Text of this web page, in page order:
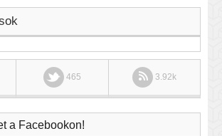
465 3.92k
a Facebookon!